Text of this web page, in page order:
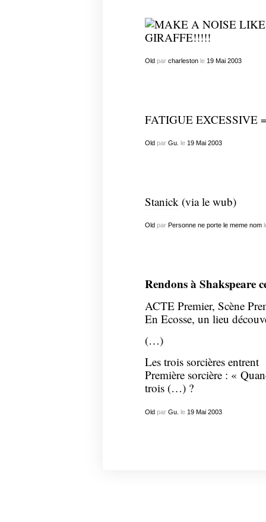
Oldpar charlestonle 19 Mai 2003
FATIGUE EXCESSIVE
Old par Gu. le 19 Mai 2003
Stanick(via le wub)
Old par Personne ne porte le meme nom
Rendons à Shakspeare
ACTE Premier, Scène
En Ecosse, un lieu
(…)
Les trois sorcières entrent
Première sorcière : «
trois (…) ?
Oldpar Gu. le 19 Mai 2003